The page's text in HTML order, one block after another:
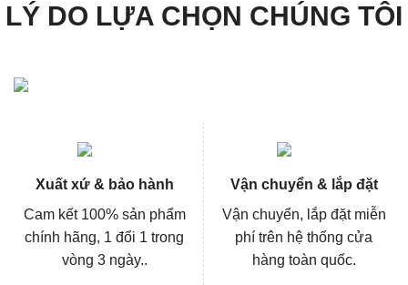
LÝ DO LỰA CHỌN CHÚNG TÔI
Xuất xứ & bảo hành
Cam kết 100% sản phẩm
chính hãng, 1 đổi 1 trong
vòng 3 ngày..
Vận chuyển & lắp đặt
Vận chuyển, lắp đặt miễn
phí trên hệ thống cửa
hàng toàn quốc.